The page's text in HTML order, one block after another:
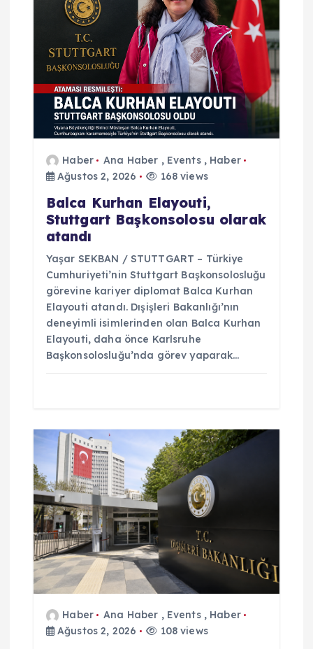
m
e
s
Haber Ana Haber , Events, Haber
Ağustos 2, 2026
168 views
Balca Kurhan Elayouti,
Stuttgart Başkonsolosu olarak
atandı
Yaşar SEKBAN / STUTTGART – Türkiye
Cumhuriyeti’nin Stuttgart Başkonsolosluğu
görevine kariyer diplomat Balca Kurhan
Elayouti atandı. Dışişleri Bakanlığı’nın
deneyimli isimlerinden olan Balca Kurhan
Elayouti, daha önce Karlsruhe
Başkonsolosluğu’nda görev yaparak…
Haber Ana Haber , Events, Haber
Ağustos 2, 2026
108 views